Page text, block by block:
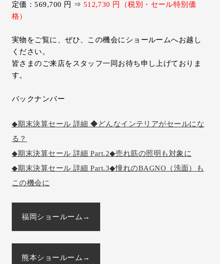
定価：569,700 円 ⇒ 512,730 円（税別・セール特別価
格）
実物をご覧に、ぜひ、この機会にショールームへお越し
ください。
皆さまのご来店をスタッフ一同お待ち申し上げておりま
す。
バックナンバー
◆期末決算セール 詳細 ◆どんなインテリアがセールにな
る？
◆期末決算セール 詳細 Part.2◆売れ筋の照明も対象に
◆期末決算セール 詳細 Part.3◆憧れのBAGNO（洗面）も
この機会に
福岡ショールーム→
熊本ショールーム→